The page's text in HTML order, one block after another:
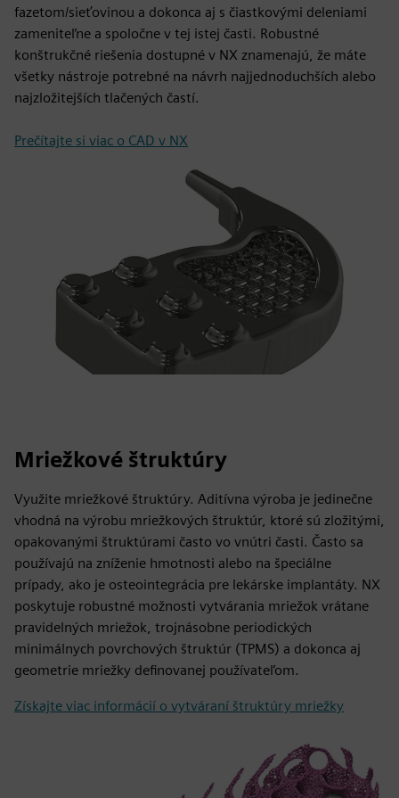
fazetom/sieťovinou a dokonca aj s čiastkovými deleniami
zameniteľne a spoločne v tej istej časti. Robustné
konštrukčné riešenia dostupné v NX znamenajú, že máte
všetky nástroje potrebné na návrh najjednoduchších alebo
najzložitejších tlačených častí.
Prečítajte si viac o CAD v NX
Mriežkové štruktúry
Využite mriežkové štruktúry. Aditívna výroba je jedinečne
vhodná na výrobu mriežkových štruktúr, ktoré sú zložitými,
opakovanými štruktúrami často vo vnútri časti. Často sa
používajú na zníženie hmotnosti alebo na špeciálne
prípady, ako je osteointegrácia pre lekárske implantáty. NX
poskytuje robustné možnosti vytvárania mriežok vrátane
pravidelných mriežok, trojnásobne periodických
minimálnych povrchových štruktúr (TPMS) a dokonca aj
geometrie mriežky definovanej používateľom.
Získajte viac informácií o vytváraní štruktúry mriežky